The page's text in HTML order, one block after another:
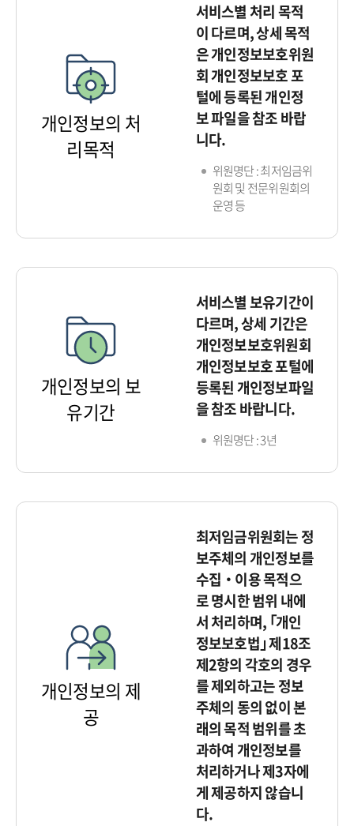
개인정보의 처
리목적
서비스별 처리 목적
이 다르며, 상세 목적
은 개인정보보호위원
회 개인정보보호 포
털에 등록된 개인정
보 파일을 참조 바랍
니다.
위원명단 : 최저임금위
원회 및 전문위원회의
운영 등
개인정보의 보
유기간
서비스별 보유기간이
다르며, 상세 기간은
개인정보보호위원회
개인정보보호 포털에
등록된 개인정보파일
을 참조 바랍니다.
위원명단 : 3년
개인정보의 제
공
최저임금위원회는 정
보주체의 개인정보를
수집‧이용 목적으
로 명시한 범위 내에
서 처리하며, ｢개인
정보보호법｣ 제18조
제2항의 각호의 경우
를 제외하고는 정보
주체의 동의 없이 본
래의 목적 범위를 초
과하여 개인정보를
처리하거나 제3자에
게 제공하지 않습니
다.